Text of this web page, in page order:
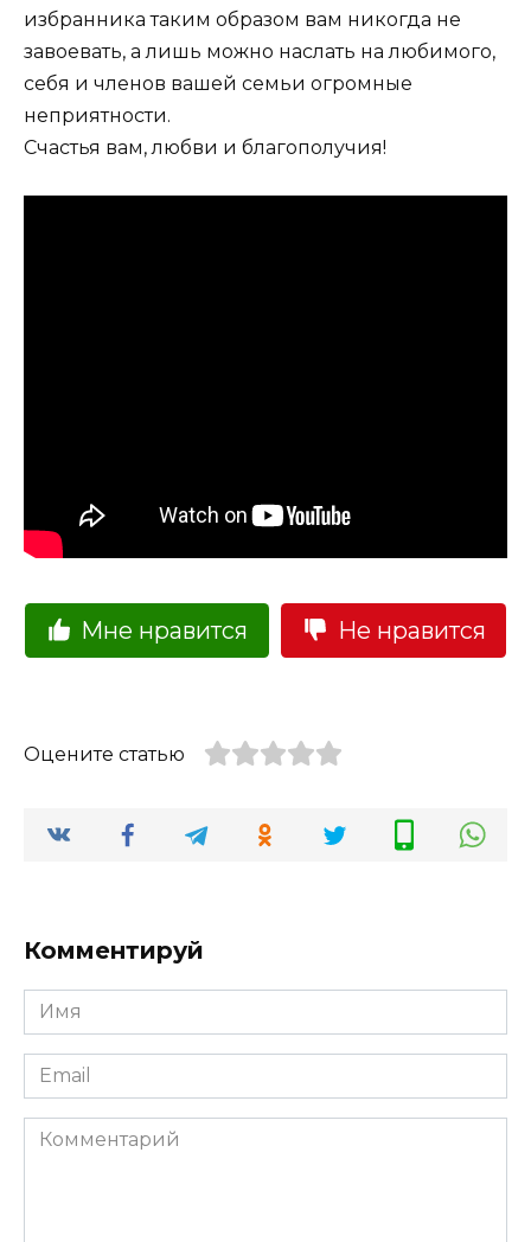
избранника таким образом вам никогда не
завоевать, а лишь можно наслать на любимого,
себя и членов вашей семьи огромные
неприятности.
Счастья вам, любви и благополучия!
Мне нравится Не нравится
Оцените статью
Комментируй
Имя
Email
Комментарий